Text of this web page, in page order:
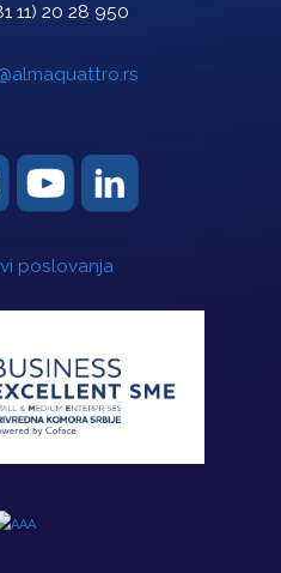
11) 20 28 950
poslovanja